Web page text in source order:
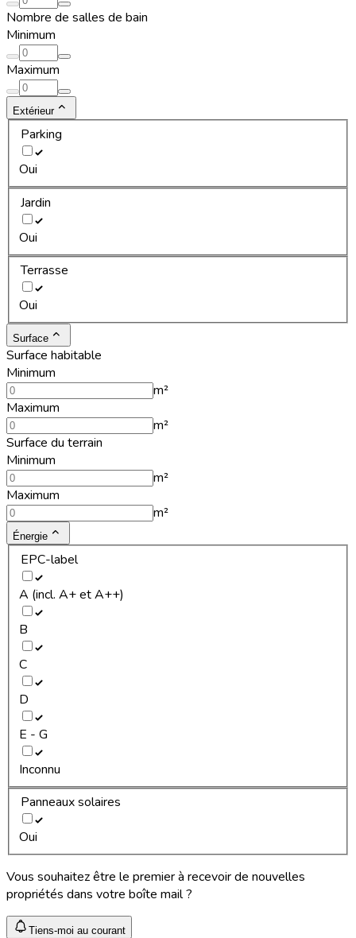
Nombre de salles de bain
Minimum
Maximum
Extérieur
Parking
Oui
Jardin
Oui
Terrasse
Oui
Surface
Surface habitable
Minimum
m²
Maximum
m²
Surface du terrain
Minimum
m²
Maximum
m²
Énergie
EPC-label
A (incl. A+ et A++)
B
C
D
E - G
Inconnu
Panneaux solaires
Oui
Vous souhaitez être le premier à recevoir de nouvelles
propriétés dans votre boîte mail ?
Tiens-moi au courant